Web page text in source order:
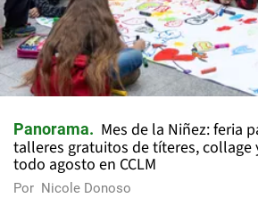
Panorama
Mes de la Niñez: feria
talleres gratuitos de títeres, collage
todo agosto en CCLM
Por Nicole Donoso